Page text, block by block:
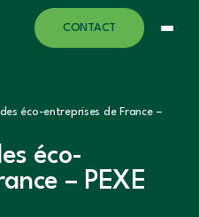
CONTACT
éco-entreprises de France –
éco-
– PEXE